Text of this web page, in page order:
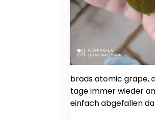
brads atomic grape,
tage immer wieder
einfach abgefallen